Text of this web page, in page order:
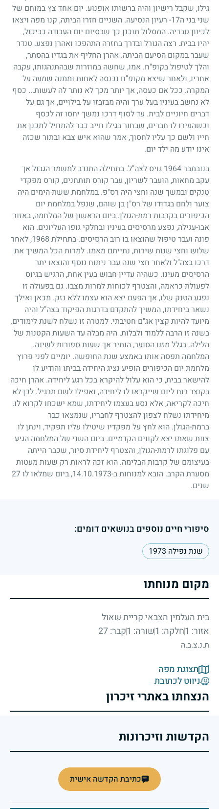
גילו, שקבל רישיון והיה ברשותו אופנוע. יום אחד צץ במוחם של
שני בני ה17- רעיון הנסיעה. השניים חזרו הביתה, קנו מפה ויצאו
לכיוון טבריה. המסלול תוכנן כך שבסיום יום העבודה כביכול,
יהיו בבית. רצה הגורל ובדרך בחזרה התהפכו ואהרן נפצע. טנדר
שעבר במקום הסיעם הביתה. אהרן החליף את בגדיו בהסתר,
והלך לטיפול בקופ"ח. אמו, שחשה במוזרות שבהתנהגותו, עקבה
אחריו, ולאחר שיצא מקופ"ח נכנסה לאחות וממנה שמעה על
המקרה. ככל אם כעסה, אך יותר מכך לא נותר לה לעשות... כסף
לא נחשב בעיניו בעל ערך והיה מבזבזו על בילויים, אך גם על
דברים חיוניים לבית. עד לסוף דרכו נמשך יחסו זה לכסף
וכשהעירו לו חברים, שבחור בגילו חייב כבר להתחיל לתכנן את
חייו ולשם כך עליו לחסוך, אמר שהוא איש צבא ובתור שכזה
אינו יודע מה ילד יום.
בנובמבר1964 גויס לצה"ל. בתחילה התנדב למשמר הגבול אך
עקב מחאות, הועבר לשריון, עבר קורס תותחנים, קורס מפקדי
טנקים ובמשך שנה וחצי היה רס"פ. במלחמת ששת הימים היה
צוער ולחם בגדודו של רס"ן בן שוהם, שנפל במלחמת יום
הכיפורים בקרבות רמת-הגולן. ביום הראשון של המלחמה, באזור
אבו-עגילה, נפצע מרסיסים בעיניו ובחלקי גופו העליונים. הוא
פונה ועבר טיפול שהוצאו בו רוב הרסיסים. בתחילת 1968, לאחר
שלוש וחצי שנות שירות, נתייתם מאמו. למרות הכל המשיך את
דרכו בצה"ל ולאחר חצי שנה עבר ניתוח נוסף והוצאו יתר
הרסיסים מעינו. כשהיה עדיין חבוש בעין אחת, הרגיש בגיוס
לפעולת כראמה, והצטרף לכוחות למרות מצבו. גם בפעולה זו
נפגע הטנק שלו, אך הפעם יצא הוא עצמו ללא נזק. מכאן ואילך
נשאר ביחידתו, המשיך להתקדם בדרגות הפיקוד בצה"ל והיה
מיועד להיות קצין אג"ם חטיבתי. למטרה זו נשלח לשנת לימודים.
בשנה זו הרבה ללמוד ולבלות. היה מבלה עד השעות הקטנות של
הלילה. בגלל מזגו הסוער, הותיר אך שעות ספורות לשינה.
המלחמה תפסה אותו באמצע שנת החופשה. יומיים לפני פרוץ
מלחמת יום הכיפורים הופיע נציג היחידה בביתו והודיע לו
להישאר בבית, כי הוא עלול להיקרא בכל רגע ליחידה. אהרן חיכה
בקוצר רוח ליום שייקראו לו ליחידה, ואפילו לשם תרגיל. לכן לא
חיכה לקריאה, אלא נסע בעצמו ליחידתו, שמא ישכחו לקרוא לו.
מיחידתו נשלח לצפון להצטרף לחבריו, שנמצאו כבר
ברמת-הגולן. הוא לחץ על מפקדיו שיטילו עליו תפקיד, וינתן לו
צוות שאתו יצא לקווים הקדמיים. ביום השני של המלחמה הגיע
עם פלוגתו לרמת-הגולן, והצטרף ליחידת סיור, שכבר הייתה
בעיצומם של קרבות הבלימה. הוא זכה לראות רק שעות מעטות
מסערת הקרב. הובא למנוחות ב-14.10.1973, ביום שמלאו לו27
שנים.
סיפורי חיים נוספים בנושאים דומים:
שנת נפילה 1973
מקום מנוחתו
בית העלמין הצבאי קריית שאול
אזור: 1
חלקה: 1 שורה: 1 קבר: 27
ת.נ.צ.ב.ה
תצוגת מפה
ניווט לכתובת
הנצחתו באתרי זיכרון
הקדשות וזיכרונות
כתיבת הקדשה אישית